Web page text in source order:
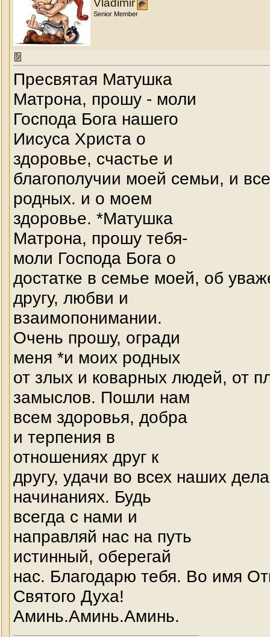
Vladimir
Senior Member
Пресвятая Матушка
Матрона, прошу - моли
Господа Бога нашего
Иисуса Христа о
здоровье, счастье и
благополучии моей семьи, и
родных. и о моем
здоровье. *Матушка
Матрона, прошу тебя-
моли Господа Бога о
достатке в семье моей, об
другу, любви и
взаимопонимании.
Очень прошу, огради
меня *и моих родных
от злых и коварных людей, от
замыслов. Пошли нам
всем здоровья, добра
и терпения в
отношениях друг к
другу, удачи во всех наших
начинаниях. Будь
всегда с нами и
направляй нас на путь
истинный, оберегай
нас. Благодарю тебя. Во имя
Святого Духа!
Аминь.Аминь.Аминь.